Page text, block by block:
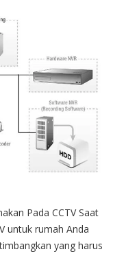
Fitur
dan
Istilah
Yang
Dipergunakan
Pada
CCTV
Pada CCTV Saat
untuk rumah Anda
yang harus